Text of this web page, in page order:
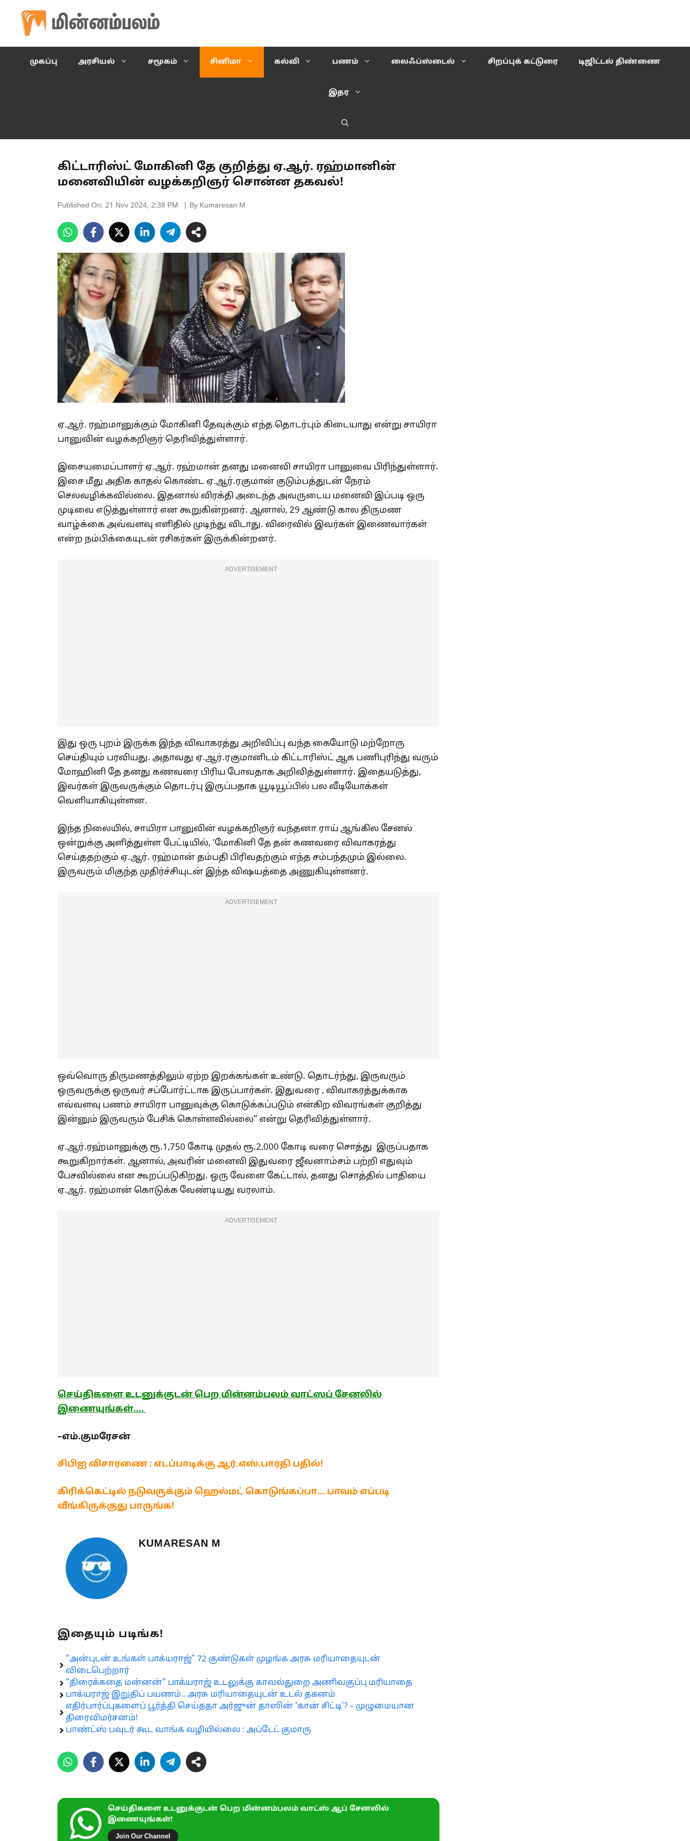
content
முகப்பு அரசியல் சமூகம் சினிமா கல்வி பணம் லைஃப்ஸ்டைல் சிறப்புக் கட்டுரை டிஜிட்டல் திண்ணை
இதர
கிட்டாரிஸ்ட் மோகினி தே குறித்து ஏ.ஆர். ரஹ்மானின்
மனைவியின் வழக்கறிஞர் சொன்ன தகவல்!
Published On: 21 Nov 2024, 2:38 PM | By Kumaresan M
ஏ.ஆர். ரஹ்மானுக்கும் மோகினி தேவுக்கும் எந்த தொடர்பும் கிடையாது என்று சாயிரா
பானுவின் வழக்கறிஞர் தெரிவித்துள்ளார்.
இசையமைப்பாளர் ஏ.ஆர். ரஹ்மான் தனது மனைவி சாயிரா பானுவை பிரிந்துள்ளார்.
இசை மீது அதிக காதல் கொண்ட ஏ.ஆர்.ரகுமான் குடும்பத்துடன் நேரம்
செலவழிக்கவில்லை. இதனால் விரக்தி அடைந்த அவருடைய மனைவி இப்படி ஒரு
முடிவை எடுத்துள்ளார் என கூறுகின்றனர். ஆனால், 29 ஆண்டு கால திருமண
வாழ்க்கை அவ்வளவு எளிதில் முடிந்து விடாது. விரைவில் இவர்கள் இணைவார்கள்
என்ற நம்பிக்கையுடன் ரசிகர்கள் இருக்கின்றனர்.
ADVERTISEMENT
இது ஒரு புறம் இருக்க இந்த விவாகரத்து அறிவிப்பு வந்த கையோடு மற்றோரு
செய்தியும் பரவியது. அதாவது ஏ.ஆர்.ரகுமானிடம் கிட்டாரிஸ்ட் ஆக பணிபுரிந்து வரும்
மோஹினி தே தனது கணவரை பிரிய போவதாக அறிவித்துள்ளார். இதையடுத்து,
இவர்கள் இருவருக்கும் தொடர்பு இருப்பதாக யூடியூப்பில் பல வீடியோக்கள்
வெளியாகியுள்ளன.
இந்த நிலையில், சாயிரா பானுவின் வழக்கறிஞர் வந்தனா ராய் ஆங்கில சேனல்
ஒன்றுக்கு அளித்துள்ள பேட்டியில், ‘மோகினி தே தன் கணவரை விவாகரத்து
செய்ததற்கும் ஏ.ஆர். ரஹ்மான் தம்பதி பிரிவதற்கும் எந்த சம்பந்தமும் இல்லை.
இருவரும் மிகுந்த முதிர்ச்சியுடன் இந்த விஷயத்தை அணுகியுள்ளனர்.
ADVERTISEMENT
ஒவ்வொரு திருமணத்திலும் ஏற்ற இறக்கங்கள் உண்டு. தொடர்ந்து, இருவரும்
ஒருவருக்கு ஒருவர் சப்போர்ட்டாக இருப்பார்கள். இதுவரை , விவாகரத்துக்காக
எவ்வளவு பணம் சாயிரா பானுவுக்கு கொடுக்கப்படும் என்கிற விவரங்கள் குறித்து
இன்னும் இருவரும் பேசிக் கொள்ளவில்லை” என்று தெரிவித்துள்ளார்.
ஏ.ஆர்.ரஹ்மானுக்கு ரூ.1,750 கோடி முதல் ரூ.2,000 கோடி வரை சொத்து இருப்பதாக
கூறுகிறார்கள். ஆனால், அவரின் மனைவி இதுவரை ஜீவனாம்சம் பற்றி எதுவும்
பேசவில்லை என கூறப்படுகிறது. ஒரு வேளை கேட்டால், தனது சொத்தில் பாதியை
ஏ.ஆர். ரஹ்மான் கொடுக்க வேண்டியது வரலாம்.
ADVERTISEMENT
செய்திகளை உடனுக்குடன் பெற மின்னம்பலம் வாட்ஸப் சேனலில்
இணையுங்கள்….
–எம்.குமரேசன்
சிபிஐ விசாரணை : எடப்பாடிக்கு ஆர்.எஸ்.பாரதி பதில்!
கிரிக்கெட்டில் நடுவருக்கும் ஹெல்மட் கொடுங்கப்பா… பாவம் எப்படி
வீங்கிருக்குது பாருங்க!
KUMARESAN M
இதையும் படிங்க!
“அன்புடன் உங்கள் பாக்யராஜ்” 72 குண்டுகள் முழங்க அரசு மரியாதையுடன்
விடைபெற்றார்
“திரைக்கதை மன்னன்” பாக்யராஜ் உடலுக்கு காவல்துறை அணிவகுப்பு மரியாதை
பாக்யராஜ் இறுதிப் பயணம்.. அரசு மரியாதையுடன் உடல் தகனம்
எதிர்பார்ப்புகளைப் பூர்த்தி செய்ததா அர்ஜுன் தாஸின் ‘கான் சிட்டி’? – முழுமையான
திரைவிமர்சனம்!
பாண்ட்ஸ் பவுடர் கூட வாங்க வழியில்லை : அப்டேட் குமாரு
செய்திகளை உடனுக்குடன் பெற மின்னம்பலம் வாட்ஸ் ஆப் சேனலில்
இணையுங்கள்!
Join Our Channel